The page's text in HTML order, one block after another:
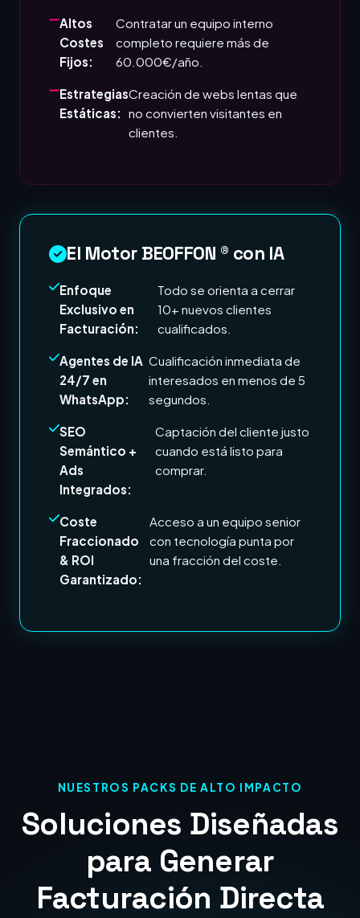
Altos
Costes
Fijos:
Contratar un equipo interno
completo requiere más de
60.000€/año.
Estrategias
Estáticas:
Creación de webs lentas que
no convierten visitantes en
clientes.
El Motor BEOFFON ® con IA
Enfoque
Exclusivo en
Facturación:
Todo se orienta a cerrar
10+ nuevos clientes
cualificados.
Agentes de IA
24/7 en
WhatsApp:
Cualificación inmediata de
interesados en menos de 5
segundos.
SEO
Semántico +
Ads
Integrados:
Captación del cliente justo
cuando está listo para
comprar.
Coste
Fraccionado
& ROI
Garantizado:
Acceso a un equipo senior
con tecnología punta por
una fracción del coste.
NUESTROS PACKS DE ALTO IMPACTO
Soluciones Diseñadas
para Generar
Facturación Directa